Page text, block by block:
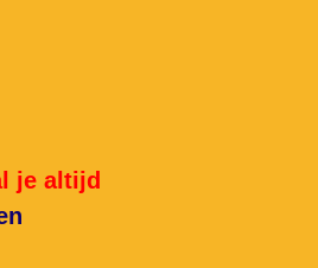
je altijd